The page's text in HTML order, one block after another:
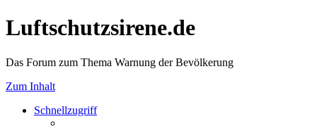
Luftschutzsirene.de
Das Forum zum Thema Warnung der Bevölkerung
Zum Inhalt
Schnellzugriff